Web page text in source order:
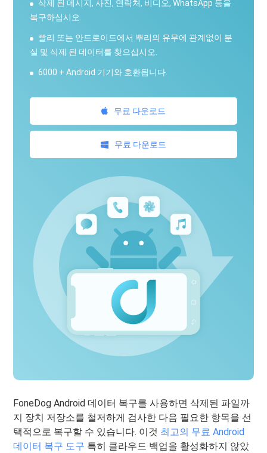
삭제 된 메시지, 사진, 연락처, 비디오, WhatsApp 등을
복구하십시오.
빨리 또는 안드로이드에서 뿌리의 유무에 관계없이 분
실 및 삭제 된 데이터를 찾으십시오.
6000 + Android 기기와 호환됩니다.
무료 다운로드
무료 다운로드
FoneDog Android 데이터 복구를 사용하면 삭제된 파일까
지 장치 저장소를 철저하게 검사한 다음 필요한 항목을 선
택적으로 복구할 수 있습니다. 이것 최고의 무료 Android
데이터 복구 도구 특히 클라우드 백업을 활성화하지 않았